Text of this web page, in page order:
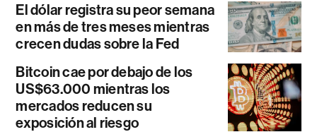
El dólar registra su peor semana
en más de tres meses mientras
crecen dudas sobre la Fed
Bitcoin cae por debajo de los
US$63.000 mientras los
mercados reducen su
exposición al riesgo